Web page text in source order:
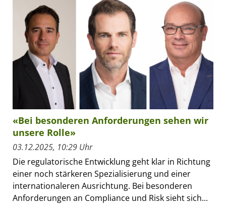
«Bei besonderen Anforderungen sehen wir
unsere Rolle»
03.12.2025, 10:29 Uhr
Die regulatorische Entwicklung geht klar in Richtung
einer noch stärkeren Spezialisierung und einer
internationaleren Ausrichtung. Bei besonderen
Anforderungen an Compliance und Risk sieht sich...